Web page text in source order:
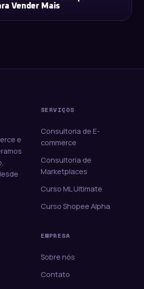
Vender Mais
e
SERVIÇOS
Consultoria de E-
commerce
Consultoria de
Marketplaces
Curso ML Ultimate
Curso Shopee Alpha
EMPRESA
Sobre nós
Contato